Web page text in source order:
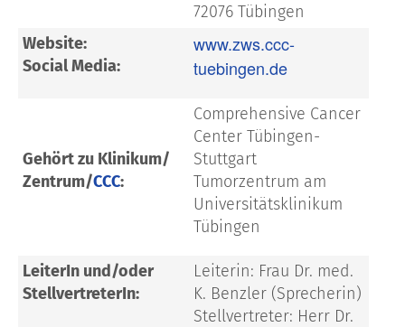
72076 Tübingen
Website:
Social Media:
www.zws.ccc-
tuebingen.de
Gehört zu Klinikum/
Zentrum/CCC:
Comprehensive Cancer
Center Tübingen-
Stuttgart
Tumorzentrum am
Universitätsklinikum
Tübingen
LeiterIn und/oder
StellvertreterIn:
Leiterin: Frau Dr. med.
K. Benzler (Sprecherin)
Stellvertreter: Herr Dr.